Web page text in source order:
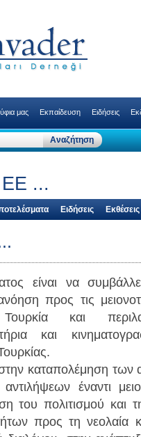
μας Εκπαίδευση Ειδήσεις
...
Ειδήσεις Εκθέσεις
είναι να
προς τις
και
και
καταπολέμηση των
έναντι
του πολιτισμού και
προς τη νεολαία